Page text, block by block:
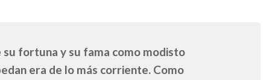
su fortuna y su fama como modisto
era de lo más corriente. Como